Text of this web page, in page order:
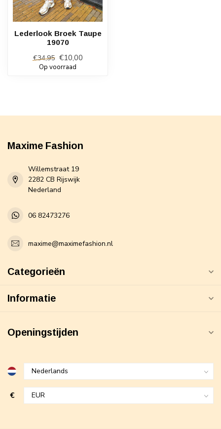
Lederlook Broek Taupe
19070
€34,95 €10,00
Op voorraad
Maxime Fashion
Willemstraat 19
2282 CB Rijswijk
Nederland
06 82473276
maxime@maximefashion.nl
Categorieën
Informatie
Openingstijden
€